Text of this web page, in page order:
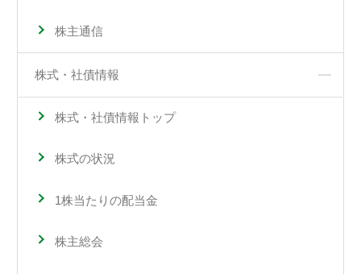
株主通信
株式・社債情報
株式・社債情報トップ
株式の状況
1株当たりの配当金
株主総会